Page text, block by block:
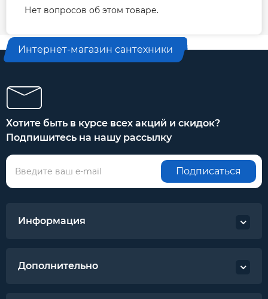
Нет вопросов об этом товаре.
Интернет-магазин сантехники
Хотите быть в курсе всех акций и скидок?
Подпишитесь на нашу рассылку
Подписаться
Информация
Дополнительно